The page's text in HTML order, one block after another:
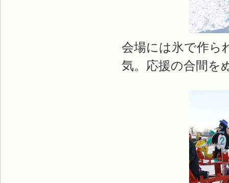
会場には氷で作ら
気。応援の合間を